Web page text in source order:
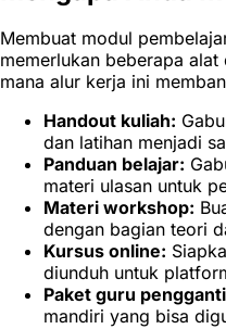
Membuat modul
memerlukan beberapa
mana alur kerja ini
Handout kuliah:
dan latihan menjadi
Panduan belajar:
materi ulasan untuk
Materi workshop:
dengan bagian teori
Kursus online:
diunduh untuk
Paket guru
mandiri yang bisa